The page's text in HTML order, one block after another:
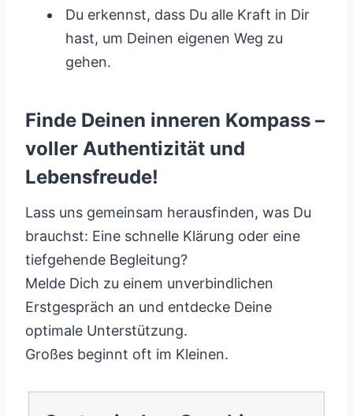
Du erkennst, dass Du alle Kraft in Dir
hast, um Deinen eigenen Weg zu
gehen.
Finde Deinen inneren Kompass –
voller Authentizität und
Lebensfreude!
Lass uns gemeinsam herausfinden, was Du
brauchst: Eine schnelle Klärung oder eine
tiefgehende Begleitung?
Melde Dich zu einem unverbindlichen
Erstgespräch an und entdecke Deine
optimale Unterstützung.
Großes beginnt oft im Kleinen.